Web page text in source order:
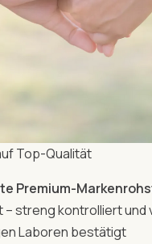
Top-Qualität
Premium-
– streng kontrolliert und
Laboren bestätigt